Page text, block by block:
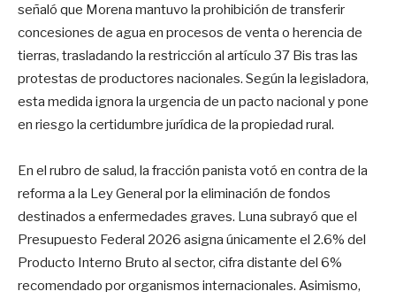
señaló que Morena mantuvo la prohibición de transferir
concesiones de agua en procesos de venta o herencia de
tierras, trasladando la restricción al artículo 37 Bis tras las
protestas de productores nacionales. Según la legisladora,
esta medida ignora la urgencia de un pacto nacional y pone
en riesgo la certidumbre jurídica de la propiedad rural.
En el rubro de salud, la fracción panista votó en contra de la
reforma a la Ley General por la eliminación de fondos
destinados a enfermedades graves. Luna subrayó que el
Presupuesto Federal 2026 asigna únicamente el 2.6% del
Producto Interno Bruto al sector, cifra distante del 6%
recomendado por organismos internacionales. Asimismo,